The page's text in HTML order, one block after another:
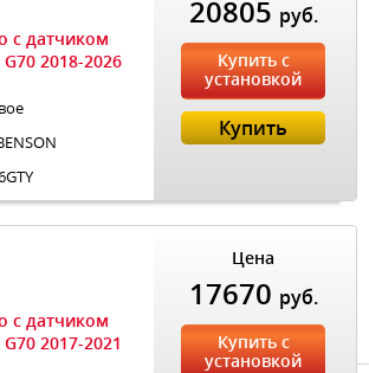
с датчиком
2018-2026
20805 руб.
Купить с
установкой
Купить
с датчиком
2017-2021
Цена
17670 руб.
Купить с
установкой